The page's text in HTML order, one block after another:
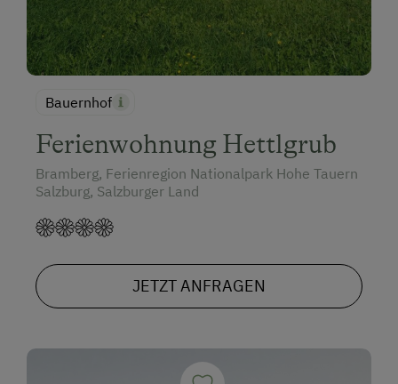
Bauernhof
Ferienwohnung Hettlgrub
Bramberg, Ferienregion Nationalpark Hohe Tauern
Salzburg, Salzburger Land
JETZT ANFRAGEN